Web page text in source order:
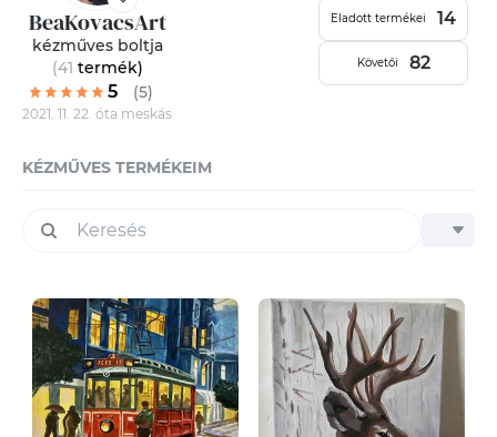
BeaKovacsArt
kézműves boltja
(41 termék)
5 (5)
2021. 11. 22. óta meskás
Eladott termékei 14
Követői 82
KÉZMŰVES TERMÉKEIM